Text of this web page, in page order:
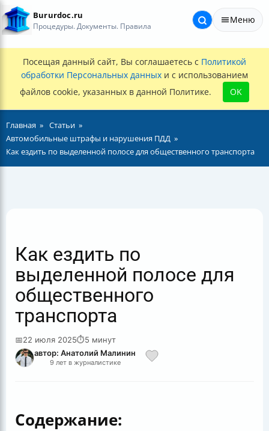
Bururdoc.ru
Процедуры. Документы. Правила
Меню
Посещая данный сайт, Вы соглашаетесь с Политикой
обработки Персональных данных и с использованием
файлов cookie, указанных в данной Политике.
OK
Главная
Статьи
Автомобильные штрафы и нарушения ПДД
Как ездить по выделенной полосе для общественного транспорта
Как ездить по
выделенной полосе для
общественного
транспорта
📅22 июля 2025⏱5 минут
автор: Анатолий Малинин
9 лет в журналистике
Содержание: